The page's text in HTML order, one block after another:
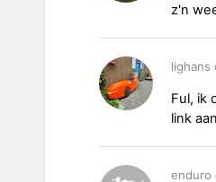
z'n
lighans
Ful, ik
link
enduro